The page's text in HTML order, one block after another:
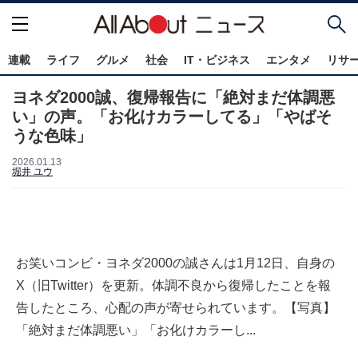
連載 ライフ グルメ 社会 IT・ビジネス エンタメ リサ
ヨネダ2000誠、復帰報告に「絶対まだ体調悪
い」の声。「お化けカラーしてる」「やばそ
うな色味」
2026.01.13
堀井 ユウ
お笑いコンビ・ヨネダ2000の誠さんは1月12日、自身の
X（旧Twitter）を更新。体調不良から復帰したことを報
告したところ、心配の声が寄せられています。【写真】
「絶対まだ体調悪い」「お化けカラーし...